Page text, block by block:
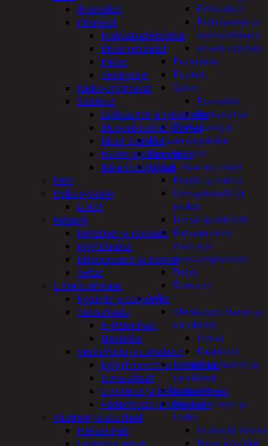
Peltisakset
Pulttisakset ja
voimaleikkurit
vetoniittipihdit
Puristimet
Puukot
Sahat
Puusahat
Rautasahat
Työkalusarjat
Korjaamotyökalut
Lämmittimet
Liimat, massat, teipit
Köydet ja narut
Liimapistoolit ja
puikot
Liimat ja lukitteet
Rasvaprässit,
massa ja
uretaanipistoolit
Teipit
Tiivisteet
LVI
Allaskaapit, hanat ja
tarvikkeet
Hanat
Kaapistot
Hajulukot, kaivot ja
tarvikkeet
Leikkurit
Nipat, liittimet ja
holkit
Nipat ja holkit
Ilmapallot
Pihalelut
Hiekkalaatikkolelut
Muut pihalelut
Pallot
Vesipyssyt
Radio-ohjattavat
Sisälelut
Leikkiautot ja työkoneet
Muovailuvahat ja limat
Muut sisälelut
Nuket ja pehmolelut
Rakennuspalikat
Pelit
Polkupyöräily
Lukot
Retkeily
Keittimet ja ruokailu
Kylmälaukut
Makuupussit ja alustat
Teltat
Urheiluvälineet
Kypärät ja suojaimet
Talviurheilu
Hiihtäminen
Jääkiekko
Vesiurheilu ja uimalelut
Kylpytynnyrit ja porealtaat
Uima-altaat
Uimalelut ja kelluntavälineet
Vedenhoito ja tarvikkeet
Vaatteet ja asusteet
Heijastimet